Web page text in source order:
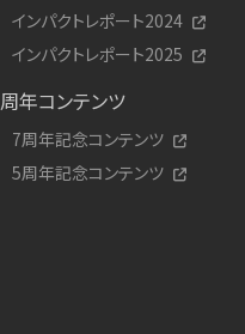
インパクトレポート2024
インパクトレポート2025
周年コンテンツ
7周年記念コンテンツ
5周年記念コンテンツ